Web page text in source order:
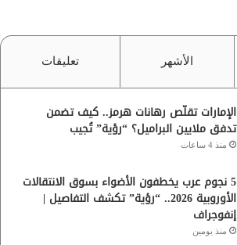
الأشهر تعليقات
الإمارات تقلّص رهانات هرمز.. كيف تضمن
تدفق ملايين البراميل؟ “رؤية” تُجيب
منذ 4 ساعات
5 نجوم عرب يخطفون الأضواء بسوق الانتقالات
الأوروبية 2026.. “رؤية” تكشف التفاصيل |
إنفوجراف
منذ يومين